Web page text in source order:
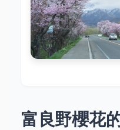
富良野櫻花